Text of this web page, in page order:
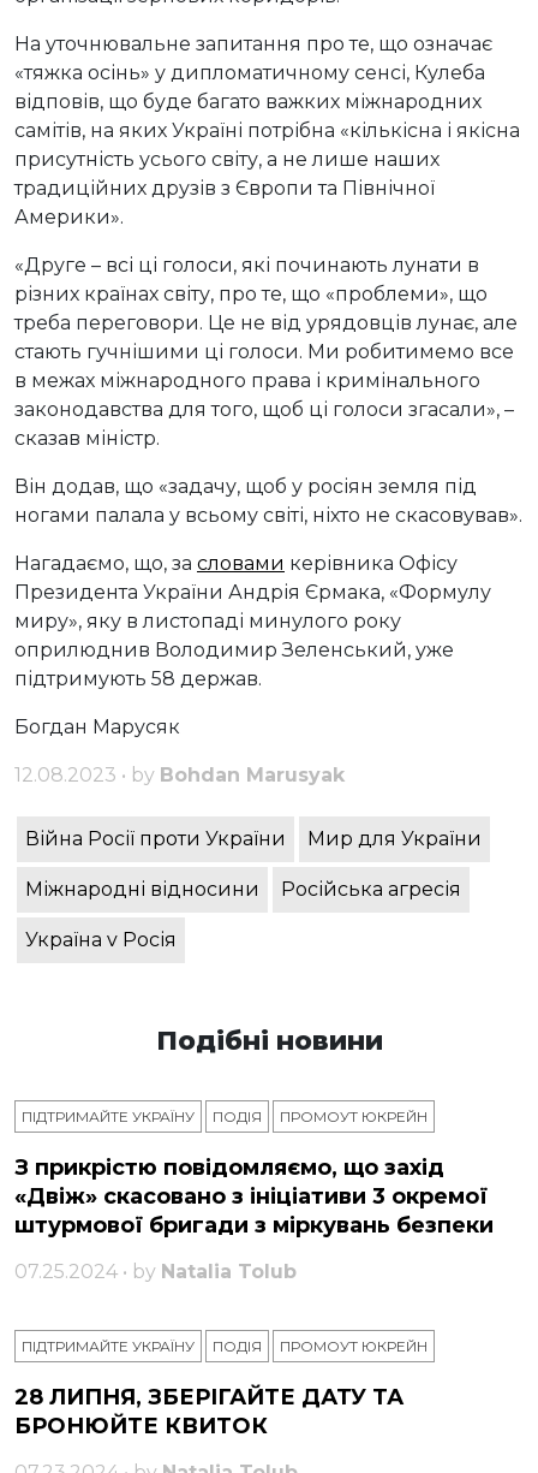
На уточнювальне запитання про те, що означає
«тяжка осінь» у дипломатичному сенсі, Кулеба
відповів, що буде багато важких міжнародних
самітів, на яких Україні потрібна «кількісна і якісна
присутність усього світу, а не лише наших
традиційних друзів з Європи та Північної
Америки».
«Друге – всі ці голоси, які починають лунати в
різних країнах світу, про те, що «проблеми», що
треба переговори. Це не від урядовців лунає, але
стають гучнішими ці голоси. Ми робитимемо все
в межах міжнародного права і кримінального
законодавства для того, щоб ці голоси згасали», –
сказав міністр.
Він додав, що «задачу, щоб у росіян земля під
ногами палала у всьому світі, ніхто не скасовував».
Нагадаємо, що, за словами керівника Офісу
Президента України Андрія Єрмака, «Формулу
миру», яку в листопаді минулого року
оприлюднив Володимир Зеленський, уже
підтримують 58 держав.
Богдан Марусяк
12.08.2023 • by Bohdan Marusyak
Війна Росії проти України Мир для України
Міжнародні відносини Російська агресія
Україна v Росія
Подібні новини
ПІДТРИМАЙТЕ УКРАЇНУ ПОДІЯ ПРОМОУТ ЮКРЕЙН
З прикрістю повідомляємо, що захід
«Двіж» скасовано з ініціативи 3 окремої
штурмової бригади з міркувань безпеки
07.25.2024 • by Natalia Tolub
ПІДТРИМАЙТЕ УКРАЇНУ ПОДІЯ ПРОМОУТ ЮКРЕЙН
28 ЛИПНЯ, ЗБЕРІГАЙТЕ ДАТУ ТА
БРОНЮЙТЕ КВИТОК